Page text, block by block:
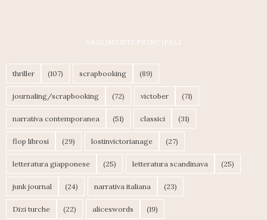
ARGOMENTI PRINCIPALI
thriller (107) scrapbooking (89)
journaling/scrapbooking (72) victober (71)
narrativa contemporanea (51) classici (31)
flop librosi (29) lostinvictorianage (27)
letteratura giapponese (25) letteratura scandinava (25)
junk journal (24) narrativa italiana (23)
Dizi turche (22) aliceswords (19)